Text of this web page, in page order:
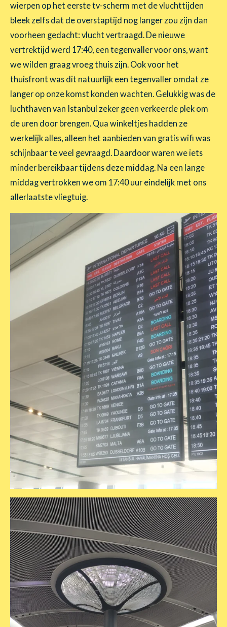
wierpen op het eerste tv-scherm met de vluchttijden
bleek zelfs dat de overstaptijd nog langer zou zijn dan
voorheen gedacht: vlucht vertraagd. De nieuwe
vertrektijd werd 17:40, een tegenvaller voor ons, want
we wilden graag vroeg thuis zijn. Ook voor het
thuisfront was dit natuurlijk een tegenvaller omdat ze
langer op onze komst konden wachten. Gelukkig was de
luchthaven van Istanbul zeker geen verkeerde plek om
de uren door brengen. Qua winkeltjes hadden ze
werkelijk alles, alleen het aanbieden van gratis wifi was
schijnbaar te veel gevraagd. Daardoor waren we iets
minder bereikbaar tijdens deze middag. Na een lange
middag vertrokken we om 17:40 uur eindelijk met ons
allerlaatste vliegtuig.